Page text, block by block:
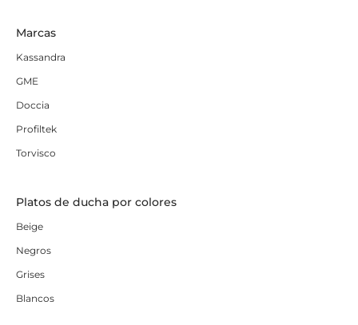
Marcas
Kassandra
GME
Doccia
Profiltek
Torvisco
Platos de ducha por colores
Beige
Negros
Grises
Blancos